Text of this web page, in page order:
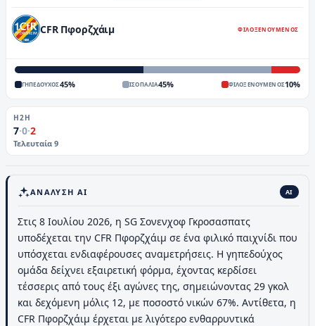
CFR Πφορζχάιμ ΦΙΛΟΞΕΝΟΥΜΕΝΟΣ
ΓΗΠΕΔΟΥΧΟΣ45% ΙΣΟΠΑΛΙΑ45% ΦΙΛΟΞΕΝΟΥΜΕΝΟΣ10%
H2H
7·0·2
Τελευταία 9
ΑΝΆΛΥΣΗ AI AI
Στις 8 Ιουλίου 2026, η SG Σονενχοφ Γκροσασπατς
υποδέχεται την CFR Πφορζχάιμ σε ένα φιλικό παιχνίδι που
υπόσχεται ενδιαφέρουσες αναμετρήσεις. Η γηπεδούχος
ομάδα δείχνει εξαιρετική φόρμα, έχοντας κερδίσει
τέσσερις από τους έξι αγώνες της, σημειώνοντας 29 γκολ
και δεχόμενη μόλις 12, με ποσοστό νικών 67%. Αντίθετα, η
CFR Πφορζχάιμ έρχεται με λιγότερο ενθαρρυντικά